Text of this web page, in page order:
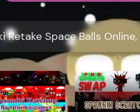
Retake Space Balls